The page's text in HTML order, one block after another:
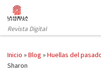
Saltar al contenido
Revista Digital
Inicio »Blog »Huellas del
Sharon